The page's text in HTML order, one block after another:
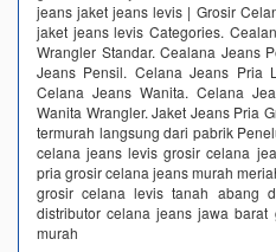
jeans jaket jeans levis | Grosir
jaket jeans levis Categories.
Wrangler Standar. Cealana Jeans
Jeans Pensil. Celana Jeans Pria
Celana Jeans Wanita. Celana
Wanita Wrangler. Jaket Jeans Pria
termurah langsung dari pabrik‎
celana jeans levis grosir celana
pria grosir celana jeans murah
grosir celana levis tanah abang
distributor celana jeans jawa
murah